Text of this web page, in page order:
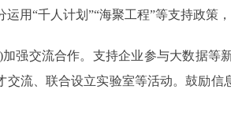
运用“千人计划”“海聚工程”等支持政策
交流合作。支持企业参与大数据等新
交流、联合设立实验室等活动。鼓励